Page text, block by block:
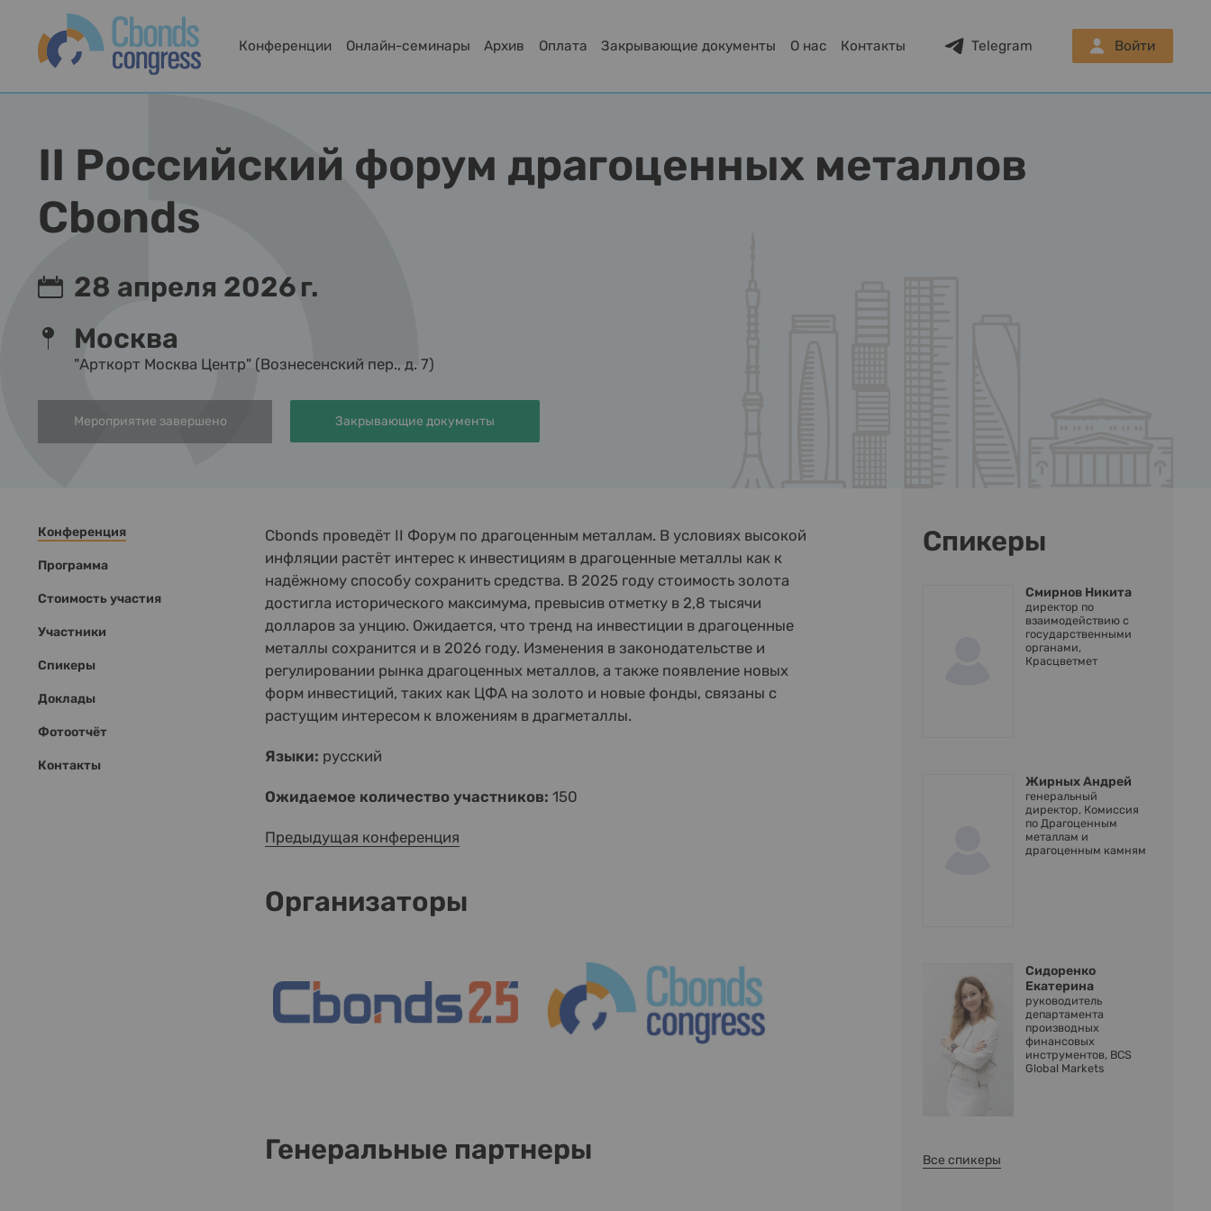
Конференции Онлайн-семинары Архив Оплата Закрывающие документы О нас Контакты Telegram Войти
II Российский форум драгоценных металлов
Cbonds
28 апреля 2026 г.
Москва
"Арткорт Москва Центр" (Вознесенский пер., д. 7)
Мероприятие завершено Закрывающие документы
Конференция
Программа
Стоимость участия
Участники
Спикеры
Доклады
Фотоотчёт
Контакты
Cbonds проведёт II Форум по драгоценным металлам. В условиях высокой
инфляции растёт интерес к инвестициям в драгоценные металлы как к
надёжному способу сохранить средства. В 2025 году стоимость золота
достигла исторического максимума, превысив отметку в 2,8 тысячи
долларов за унцию. Ожидается, что тренд на инвестиции в драгоценные
металлы сохранится и в 2026 году. Изменения в законодательстве и
регулировании рынка драгоценных металлов, а также появление новых
форм инвестиций, таких как ЦФА на золото и новые фонды, связаны с
растущим интересом к вложениям в драгметаллы.
Языки: русский
Ожидаемое количество участников: 150
Предыдущая конференция
Организаторы
Генеральные партнеры
Спикеры
Смирнов Никита
директор по
взаимодействию с
государственными
органами,
Красцветмет
Жирных Андрей
генеральный
директор, Комиссия
по Драгоценным
металлам и
драгоценным камням
Сидоренко
Екатерина
руководитель
департамента
производных
финансовых
инструментов, BCS
Global Markets
Все спикеры